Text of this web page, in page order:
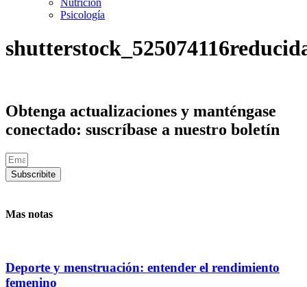
Nutrición
Psicología
Obtenga actualizaciones y manténgase
conectado: suscríbase a nuestro boletín
Subscribite
Mas notas
Deporte y menstruación: entender el rendimiento
femenino